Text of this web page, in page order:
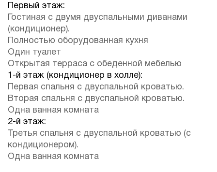
Первый этаж:
Гостиная с двумя двуспальными диванами
(кондиционер).
Полностью оборудованная кухня
Один туалет
Открытая терраса с обеденной мебелью
1-й этаж (кондиционер в холле):
Первая спальня с двуспальной кроватью.
Вторая спальня с двуспальной кроватью.
Одна ванная комната
2-й этаж:
Третья спальня с двуспальной кроватью (с
кондиционером).
Одна ванная комната